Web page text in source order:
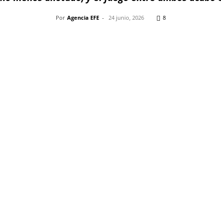
Por Agencia EFE - 24 junio, 2026 8